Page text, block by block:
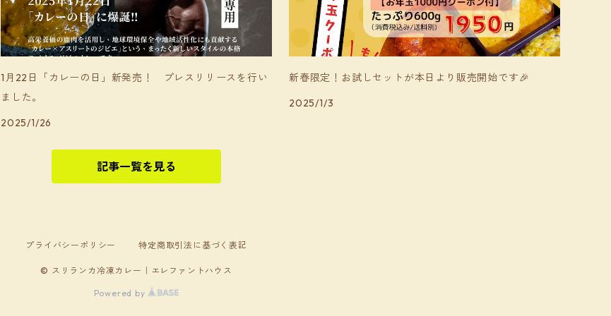
1月22日「カレーの日」新発売！ プレスリリースを行い
ました。
2025/1/26
新春限定！お試しセットが本日より販売開始です🎉
2025/1/3
記事一覧を見る
プライバシーポリシー 特定商取引法に基づく表記
© スリランカ冷凍カレー｜エレファントハウス
Powered by